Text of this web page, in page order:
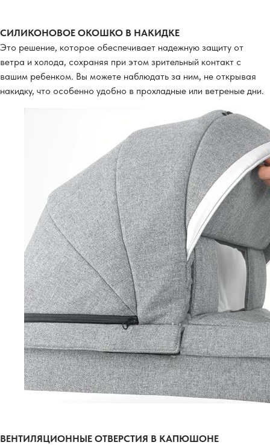
СИЛИКОНОВОЕ ОКОШКО В НАКИДКЕ
Это решение, которое обеспечивает надежную защиту от
ветра и холода, сохраняя при этом зрительный контакт с
вашим ребенком. Вы можете наблюдать за ним, не открывая
накидку, что особенно удобно в прохладные или ветреные дни.
ВЕНТИЛЯЦИОННЫЕ ОТВЕРСТИЯ В КАПЮШОНЕ